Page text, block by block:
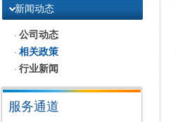
新闻动态
· 公司动态
· 相关政策
· 行业新闻
服务通道